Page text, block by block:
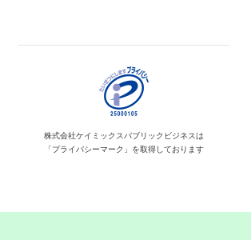
株式会社ケイミックス パブリックビジネスは
「プライバシーマーク」を取得しております